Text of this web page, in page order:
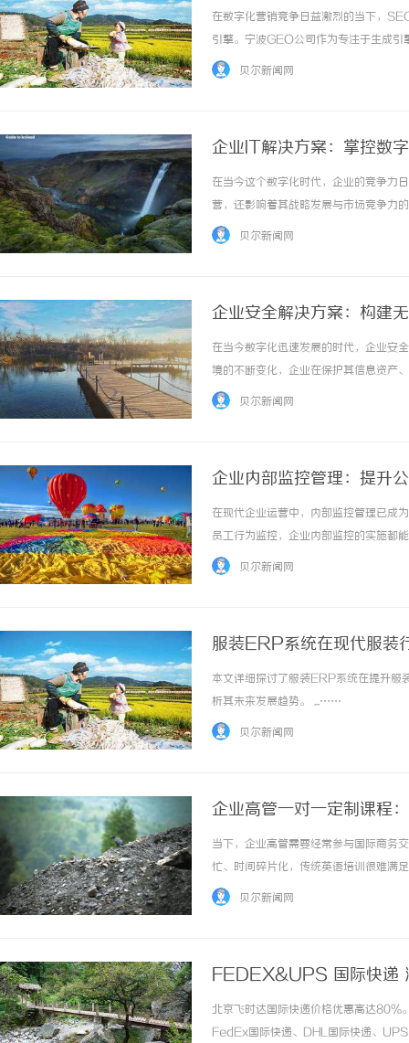
在数字化营销竞争日益激烈的当下，
引擎。宁波GEO公司作为专注于生成
术优势与用户行为洞察深度结合，构建
贝尔新闻网
企业IT解决方案：掌控数
在当今这个数字化时代，企业的竞争力
营，还影响着其战略发展与市场竞争力
定义、类型、实施步骤以及未来的发展
贝尔新闻网
企业安全解决方案：构建
在当今数字化迅速发展的时代，企业安
境的不断变化，企业在保护其信息资产
方案至关重要。本文将深入探讨企业安
贝尔新闻网
企业内部监控管理：提升
在现代企业运营中，内部监控管理已成
员工行为监控，企业内部监控的实施都
细探讨企业内部监控管理的各个方面，
贝尔新闻网
服装ERP系统在现代服装
本文详细探讨了服装ERP系统在提升服
析其未来发展趋势。 ...……
贝尔新闻网
企业高管一对一定制课程
当下，企业高管需要经常参与国际商务
忙、时间碎片化，传统英语培训很难满
EFVIP课程正是契合这一需求的优质选
贝尔新闻网
FEDEX&UPS 国际快递
格，上飞时达快递官网
北京飞时达国际快递价格优惠高达80%
FedEx国际快递、DHL国际快递、